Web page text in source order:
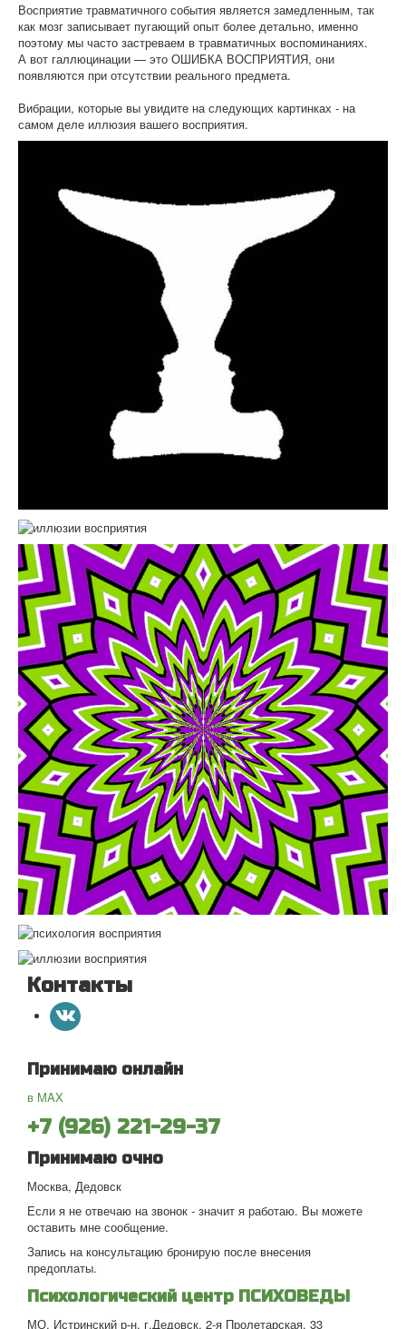
Восприятие травматичного события является замедленным, так
как мозг записывает пугающий опыт более детально, именно
поэтому мы часто застреваем в травматичных воспоминаниях.
А вот галлюцинации — это ОШИБКА ВОСПРИЯТИЯ, они
появляются при отсутствии реального предмета.
Вибрации, которые вы увидите на следующих картинках - на
самом деле иллюзия вашего восприятия.
Контакты
Принимаю онлайн
в MAX
+7 (926) 221-29-37
Принимаю очно
Москва, Дедовск
Если я не отвечаю на звонок - значит я работаю. Вы можете
оставить мне сообщение.
Запись на консультацию бронирую после внесения
предоплаты.
Психологический центр ПСИХОВЕДЫ
МО, Истринский р-н, г.Дедовск, 2-я Пролетарская, 33